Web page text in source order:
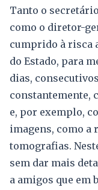
Tanto o
como o diretor-
cumprido à risca
do Estado, para
dias,
constantemente,
e, por exemplo,
imagens, como a
tomografias.
sem dar mais
a amigos que em